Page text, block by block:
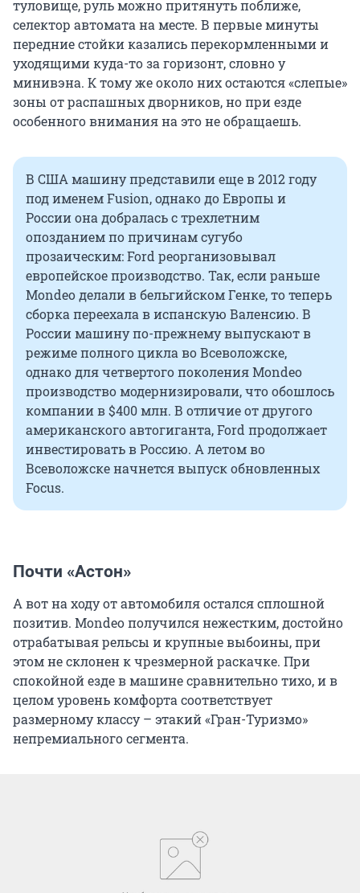
туловище, руль можно притянуть поближе,
селектор автомата на месте. В первые минуты
передние стойки казались перекормленными и
уходящими куда-то за горизонт, словно у
минивэна. К тому же около них остаются «слепые»
зоны от распашных дворников, но при езде
особенного внимания на это не обращаешь.
В США машину представили еще в 2012 году
под именем Fusion, однако до Европы и
России она добралась с трехлетним
опозданием по причинам сугубо
прозаическим: Ford реорганизовывал
европейское производство. Так, если раньше
Mondeo делали в бельгийском Генке, то теперь
сборка переехала в испанскую Валенсию. В
России машину по-прежнему выпускают в
режиме полного цикла во Всеволожске,
однако для четвертого поколения Mondeo
производство модернизировали, что обошлось
компании в $400 млн. В отличие от другого
американского автогиганта, Ford продолжает
инвестировать в Россию. А летом во
Всеволожске начнется выпуск обновленных
Focus.
Почти «Астон»
А вот на ходу от автомобиля остался сплошной
позитив. Mondeo получился нежестким, достойно
отрабатывая рельсы и крупные выбоины, при
этом не склонен к чрезмерной раскачке. При
спокойной езде в машине сравнительно тихо, и в
целом уровень комфорта соответствует
размерному классу – этакий «Гран-Туризмо»
непремиального сегмента.